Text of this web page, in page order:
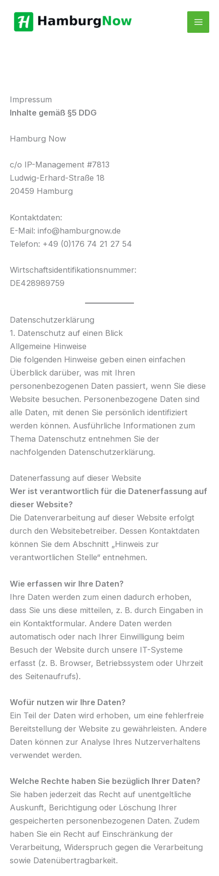
Inhalt
springen
Impressum
Inhalte gemäß §5 DDG
Hamburg Now
c/o IP-Management #7813
Ludwig-Erhard-Straße 18
20459 Hamburg
Kontaktdaten:
E-Mail: info@hamburgnow.de
Telefon: +49 (0)176 74 21 27 54
Wirtschaftsidentifikationsnummer:
DE428989759
Datenschutzerklärung
1. Datenschutz auf einen Blick
Allgemeine Hinweise
Die folgenden Hinweise geben einen einfachen
Überblick darüber, was mit Ihren
personenbezogenen Daten passiert, wenn Sie diese
Website besuchen. Personenbezogene Daten sind
alle Daten, mit denen Sie persönlich identifiziert
werden können. Ausführliche Informationen zum
Thema Datenschutz entnehmen Sie der
nachfolgenden Datenschutzerklärung.
Datenerfassung auf dieser Website
Wer ist verantwortlich für die Datenerfassung auf
dieser Website?
Die Datenverarbeitung auf dieser Website erfolgt
durch den Websitebetreiber. Dessen Kontaktdaten
können Sie dem Abschnitt „Hinweis zur
verantwortlichen Stelle“ entnehmen.
Wie erfassen wir Ihre Daten?
Ihre Daten werden zum einen dadurch erhoben,
dass Sie uns diese mitteilen, z. B. durch Eingaben in
ein Kontaktformular. Andere Daten werden
automatisch oder nach Ihrer Einwilligung beim
Besuch der Website durch unsere IT-Systeme
erfasst (z. B. Browser, Betriebssystem oder Uhrzeit
des Seitenaufrufs).
Wofür nutzen wir Ihre Daten?
Ein Teil der Daten wird erhoben, um eine fehlerfreie
Bereitstellung der Website zu gewährleisten. Andere
Daten können zur Analyse Ihres Nutzerverhaltens
verwendet werden.
Welche Rechte haben Sie bezüglich Ihrer Daten?
Sie haben jederzeit das Recht auf unentgeltliche
Auskunft, Berichtigung oder Löschung Ihrer
gespeicherten personenbezogenen Daten. Zudem
haben Sie ein Recht auf Einschränkung der
Verarbeitung, Widerspruch gegen die Verarbeitung
sowie Datenübertragbarkeit.